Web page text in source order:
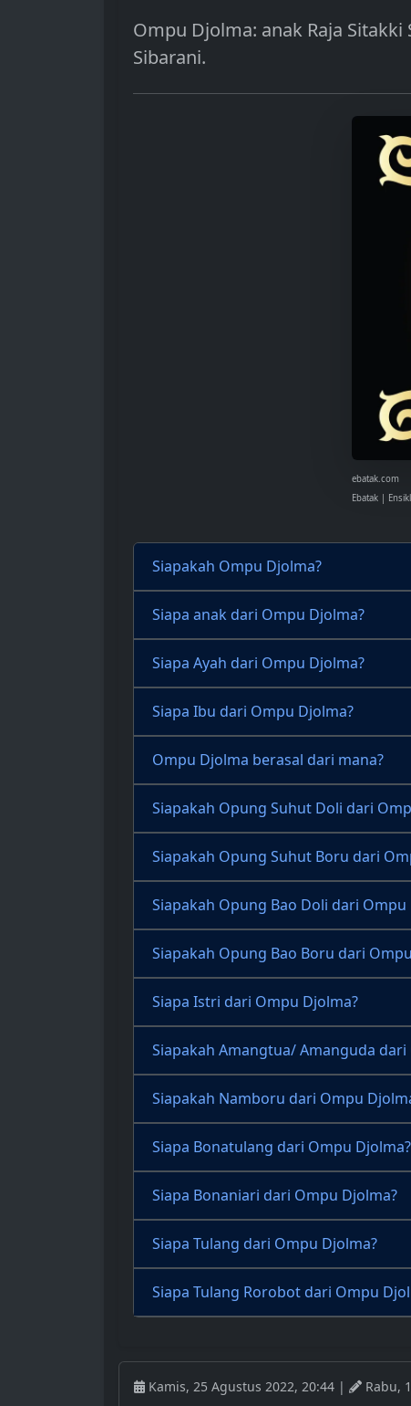
Ompu Djolma: anak Raja
Sibarani.
ebatak.com
Ebatak |
Siapakah Ompu Djolma?
Siapa anak dari Ompu Djolma?
Siapa Ayah dari Ompu Djolma?
Siapa Ibu dari Ompu Djolma?
Ompu Djolma berasal dari mana?
Siapakah Opung Suhut Doli dari
Siapakah Opung Suhut Boru dari
Siapakah Opung Bao Doli dari Ompu
Siapakah Opung Bao Boru dari
Siapa Istri dari Ompu Djolma?
Siapakah Amangtua/ Amanguda
Siapakah Namboru dari Ompu
Siapa Bonatulang dari Ompu Djolma?
Siapa Bonaniari dari Ompu Djolma?
Siapa Tulang dari Ompu Djolma?
Siapa Tulang Rorobot dari Ompu
Kamis, 25 Agustus 2022, 20:44 | Rabu,